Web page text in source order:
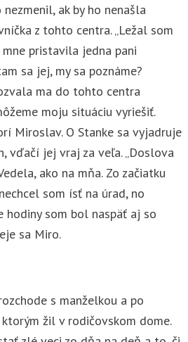
ak by ho nenašla
z tohto centra. „Ležal som
pristavila jedna pani
sa jej, my sa poznáme?
ma do tohto centra
moju situáciu vyriešiť.
Miroslav. O Stanke sa vyjadruje
vďačí jej vraj za veľa. „Doslova
ako na mňa. Zo začiatku
som ísť na úrad, no
hodiny som bol naspäť aj so
sa Miro.
s manželkou a po
žil v rodičovskom dome.